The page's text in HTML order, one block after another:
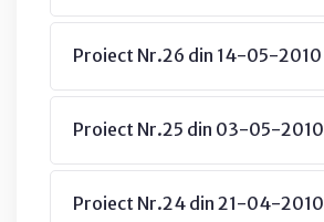
Proiect Nr.26 din 14-05-2010
Proiect Nr.25 din 03-05-2010
Proiect Nr.24 din 21-04-2010